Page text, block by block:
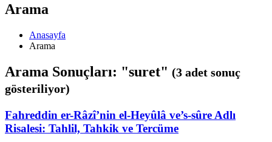
Arama
Anasayfa
Arama
Arama Sonuçları: "suret" (3 adet sonuç
gösteriliyor)
Fahreddin er-Râzî’nin el-Heyûlâ ve’s-sûre Adlı
Risalesi: Tahlil, Tahkik ve Tercüme